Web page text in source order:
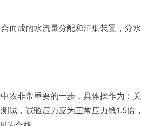
而成的水流量分配和汇集装置，分水
农非常重要的一步，具体操作为：关
试，试验压力应为正常压力饿1.5倍，